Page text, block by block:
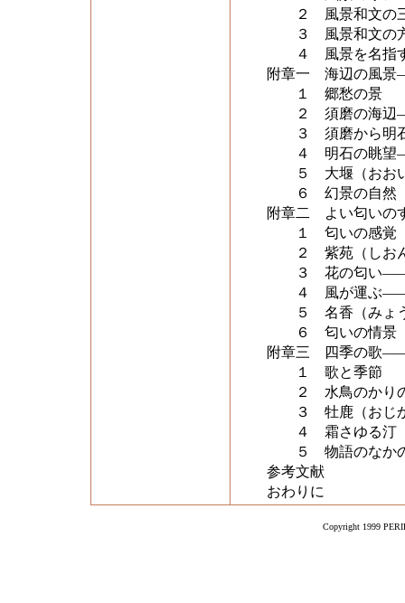
２ 風景和文の
３ 風景和文の
４ 風景を名指す
附章一 海辺の風景
１ 郷愁の景
２ 須磨の海辺――
３ 須磨から明
４ 明石の眺望
５ 大堰（おおい
６ 幻景の自然
附章二 よい匂いの
１ 匂いの感覚
２ 紫苑（しお
３ 花の匂い――樺
４ 風が運ぶ――
５ 名香（みょう
６ 匂いの情景
附章三 四季の歌――
１ 歌と季節
２ 水鳥のかり
３ 牡鹿（おじか
４ 霜さゆる汀（
５ 物語のなか
参考文献
おわりに
Copyright 1999